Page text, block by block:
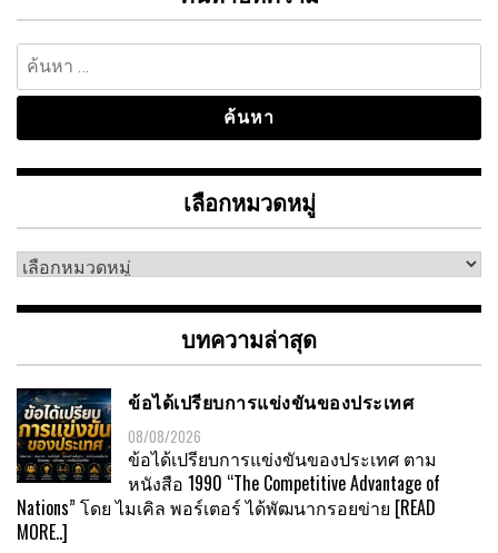
ค้นหา
สำหรับ:
เลือกหมวดหมู่
เลือก
หมู่
บทความล่าสุด
ข้อได้เปรียบการแข่งขันของประเทศ
08/08/2026
ข้อได้เปรียบการแข่งขันของประเทศ ตาม
หนังสือ 1990 “The Competitive Advantage of
Nations” โดย ไมเคิล พอร์เตอร์ ได้พัฒนากรอยข่าย [READ
MORE..]